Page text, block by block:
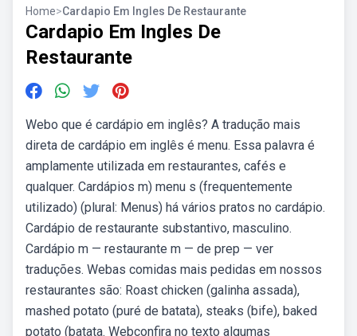
Home>Cardapio Em Ingles De Restaurante
Cardapio Em Ingles De
Restaurante
Webo que é cardápio em inglês? A tradução mais
direta de cardápio em inglês é menu. Essa palavra é
amplamente utilizada em restaurantes, cafés e
qualquer. Cardápios m) menu s (frequentemente
utilizado) (plural: Menus) há vários pratos no cardápio.
Cardápio de restaurante substantivo, masculino.
Cardápio m — restaurante m — de prep — ver
traduções. Webas comidas mais pedidas em nossos
restaurantes são: Roast chicken (galinha assada),
mashed potato (puré de batata), steaks (bife), baked
potato (batata. Webconfira no texto algumas